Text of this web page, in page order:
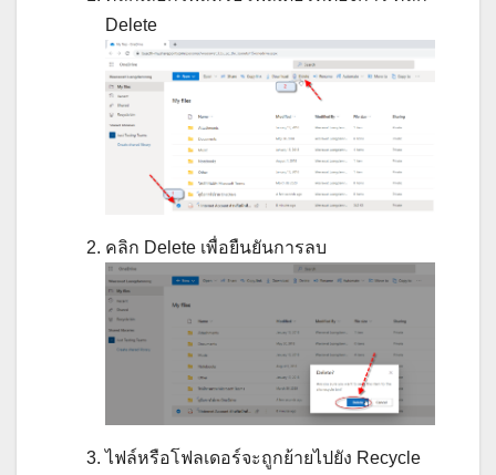
Delete
คลิก Delete เพื่อยืนยันการลบ
ไฟล์หรือโฟลเดอร์จะถูกย้ายไปยัง Recycle